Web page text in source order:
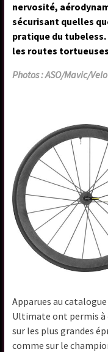
nervosité,
sécurisant quelles
pratique du
les routes
Photos : ASO/Mavic/
Apparues au
Ultimate ont permis à
sur les plus grandes
comme sur le